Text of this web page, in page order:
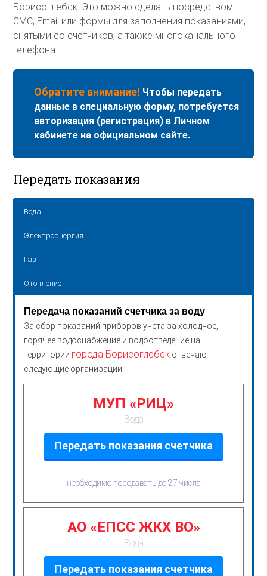
Борисоглебск. Это можно сделать посредством
СМС, Email или формы для заполнения показаниями,
снятыми со счетчиков, а также многоканального
телефона.
Обратите внимание! Чтобы передать
данные в специальную форму, потребуется
авторизация (регистрация) в Личном
кабинете на официальном сайте.
Передать показания
Вода
Электроэнергия
Газ
Отопление
Передача показаний счетчика за воду
За сбор показаний приборов учета за холодное,
горячее водоснабжение и водоотведение на
территории города Борисоглебск отвечают
следующие организации:
МУП «РИЦ»
Вода
Передать показания счетчика
необходимо передавать до 27 числа
АО «ЕПСС ЖКХ ВО»
Вода
Передать показания счетчика